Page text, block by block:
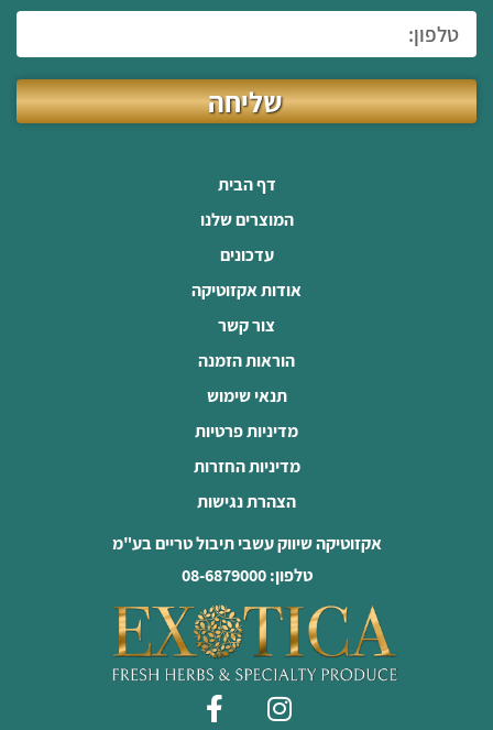
שליחה
דף הבית
המוצרים שלנו
עדכונים
אודות אקזוטיקה
צור קשר
הוראות הזמנה
תנאי שימוש
מדיניות פרטיות
מדיניות החזרות
הצהרת נגישות
אקזוטיקה שיווק עשבי תיבול טריים בע"מ
טלפון: 08-6879000